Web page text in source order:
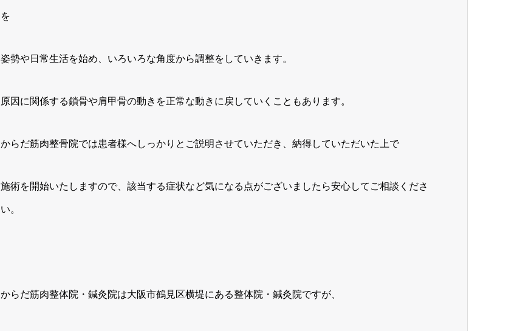
を
姿勢や日常生活を始め、いろいろな角度から調整をしていきます。
原因に関係する鎖骨や肩甲骨の動きを正常な動きに戻していくこともあります。
からだ筋肉整骨院では患者様へしっかりとご説明させていただき、納得していただいた上で
施術を開始いたしますので、該当する症状など気になる点がございましたら安心してご相談くださ
い。
からだ筋肉整体院・鍼灸院は大阪市鶴見区横堤にある整体院・鍼灸院ですが、